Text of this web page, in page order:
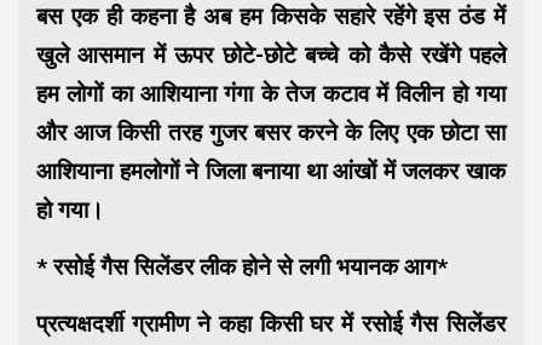
बस एक ही कहना है अब हम किसके सहारे रहेंगे इस ठंड में
खुले आसमान में ऊपर छोटे-छोटे बच्चे को कैसे रखेंगे पहले
हम लोगों का आशियाना गंगा के तेज कटाव में विलीन हो गया
और आज किसी तरह गुजर बसर करने के लिए एक छोटा सा
आशियाना हमलोगों ने जिला बनाया था आंखों में जलकर खाक
हो गया।
* रसोई गैस सिलेंडर लीक होने से लगी भयानक आग*
प्रत्यक्षदर्शी ग्रामीण ने कहा किसी घर में रसोई गैस सिलेंडर